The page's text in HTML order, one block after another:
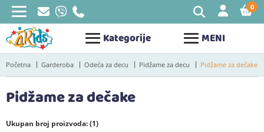
Kategorije MENI
0
Početna Garderoba Odeća za decu Pidžame za decu Pidžame za dečake
Pidžame za dečake
Ukupan broj proizvoda: (1)